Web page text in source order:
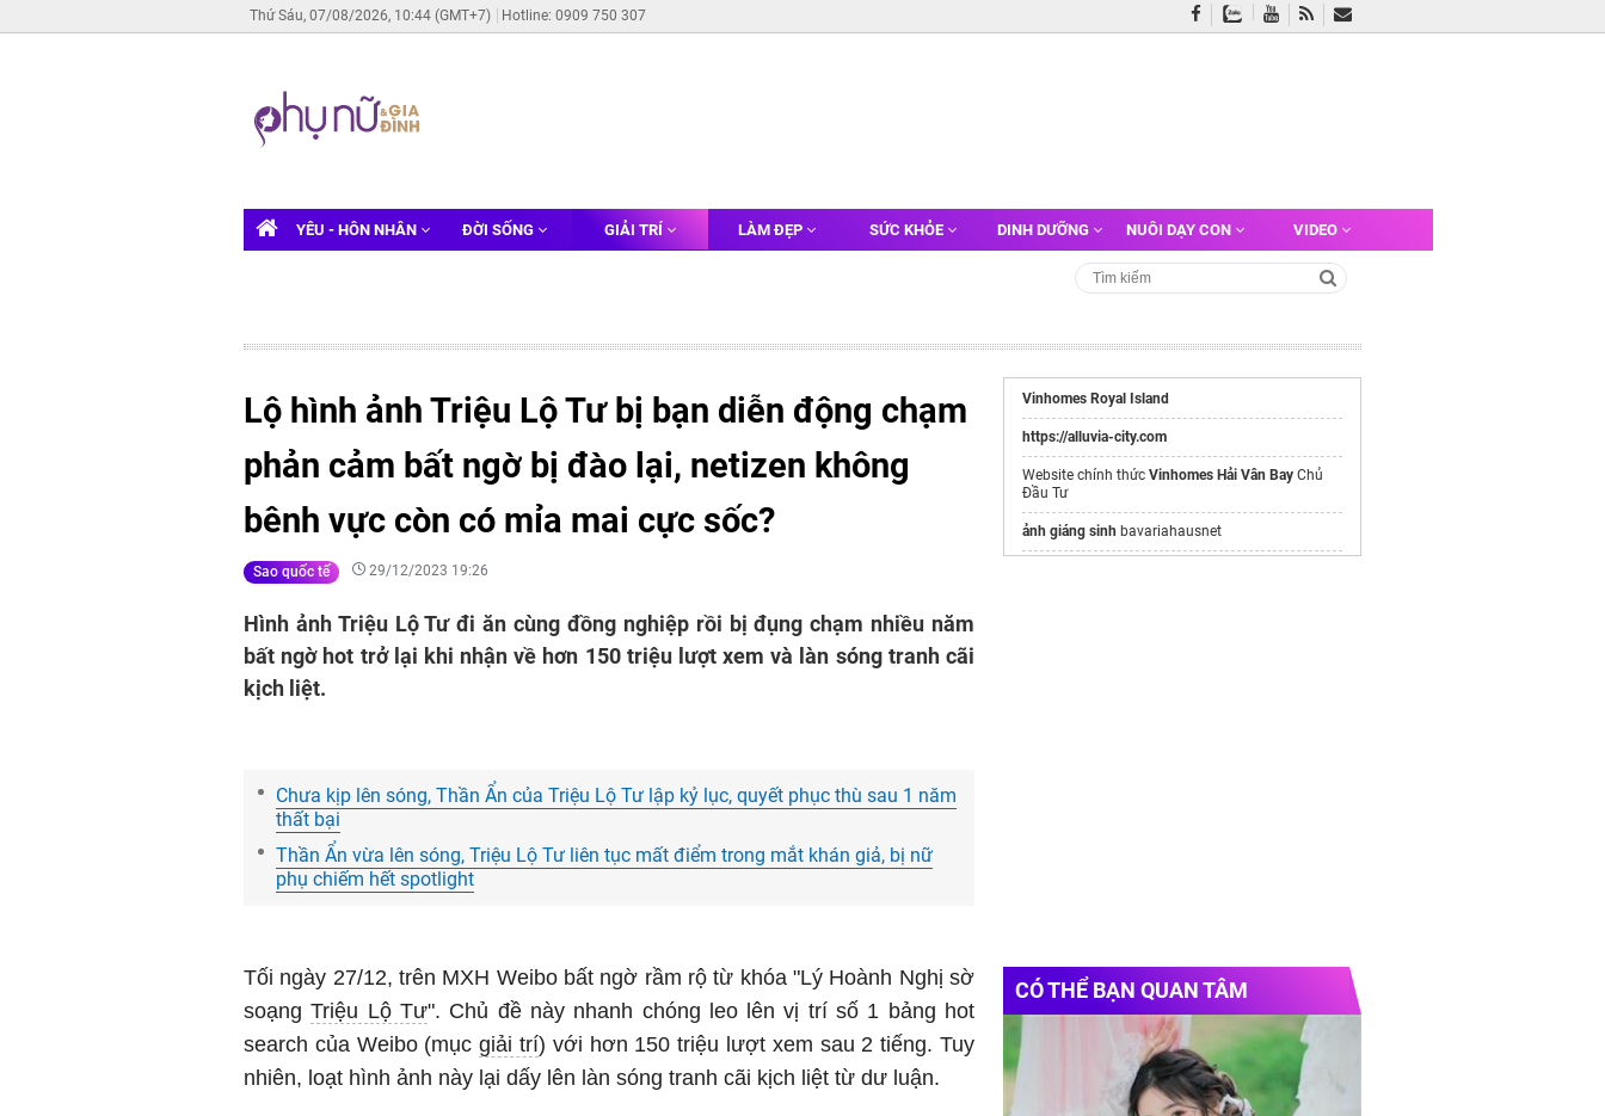
Thứ Sáu, 07/08/2026, 10:44 (GMT+7) Hotline: 0909 750 307
YÊU - HÔN NHÂN ĐỜI SỐNG GIẢI TRÍ LÀM ĐẸP SỨC KHỎE DINH DƯỠNG NUÔI DẠY CON VIDEO
Lộ hình ảnh Triệu Lộ Tư bị bạn diễn động chạm
phản cảm bất ngờ bị đào lại, netizen không
bênh vực còn có mỉa mai cực sốc?
Sao quốc tế 29/12/2023 19:26
Hình ảnh Triệu Lộ Tư đi ăn cùng đồng nghiệp rồi bị đụng chạm nhiều năm
bất ngờ hot trở lại khi nhận về hơn 150 triệu lượt xem và làn sóng tranh cãi
kịch liệt.
Chưa kịp lên sóng, Thần Ẩn của Triệu Lộ Tư lập kỷ lục, quyết phục thù sau 1 năm
thất bại
Thần Ẩn vừa lên sóng, Triệu Lộ Tư liên tục mất điểm trong mắt khán giả, bị nữ
phụ chiếm hết spotlight
Tối ngày 27/12, trên MXH Weibo bất ngờ rầm rộ từ khóa "Lý Hoành Nghị sờ
soạngTriệu Lộ Tư". Chủ đề này nhanh chóng leo lên vị trí số 1 bảng hot
search của Weibo (mụcgiải trí) với hơn 150 triệu lượt xem sau 2 tiếng. Tuy
nhiên, loạt hình ảnh này lại dấy lên làn sóng tranh cãi kịch liệt từ dư luận.
Vinhomes Royal Island
https://alluvia-city.com
Website chính thức Vinhomes Hải Vân Bay Chủ
Đầu Tư
ảnh giáng sinh bavariahausnet
CÓ THỂ BẠN QUAN TÂM